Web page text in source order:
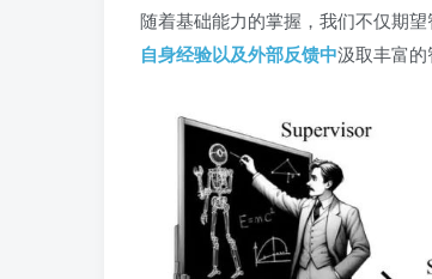
随着基础能力的掌握，我们不仅期望
自身经验以及外部反馈中汲取丰富的